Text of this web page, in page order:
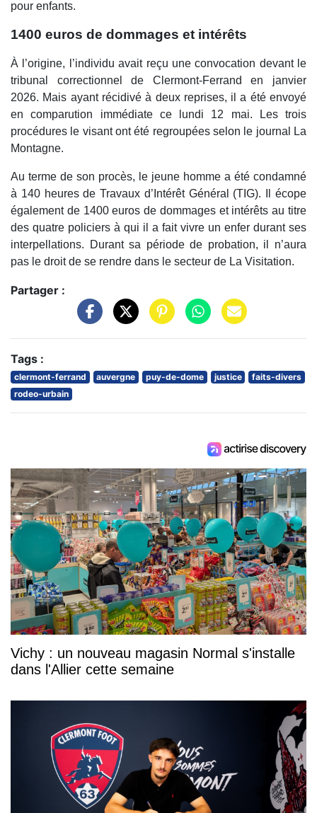
pour enfants.
1400 euros de dommages et intérêts
À l’origine, l’individu avait reçu une convocation devant le
tribunal correctionnel de Clermont-Ferrand en janvier
2026. Mais ayant récidivé à deux reprises, il a été envoyé
en comparution immédiate ce lundi 12 mai. Les trois
procédures le visant ont été regroupées selon le journal La
Montagne.
Au terme de son procès, le jeune homme a été condamné
à 140 heures de Travaux d’Intérêt Général (TIG). Il écope
également de 1400 euros de dommages et intérêts au titre
des quatre policiers à qui il a fait vivre un enfer durant ses
interpellations. Durant sa période de probation, il n’aura
pas le droit de se rendre dans le secteur de La Visitation.
Partager :
Tags :
clermont-ferrand auvergne puy-de-dome justice
faits-divers
rodeo-urbain
Vichy : un nouveau magasin Normal s'installe
dans l'Allier cette semaine